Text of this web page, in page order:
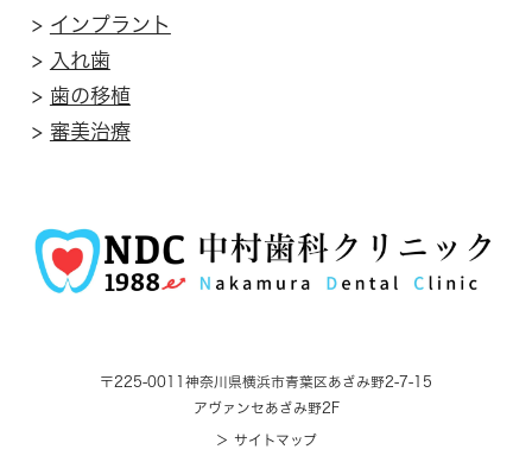
> インプラント
> 入れ歯
> 歯の移植
> 審美治療
〒225-0011 神奈川県横浜市青葉区あざみ野2-7-15
アヴァンセあざみ野2F
＞ サイトマップ